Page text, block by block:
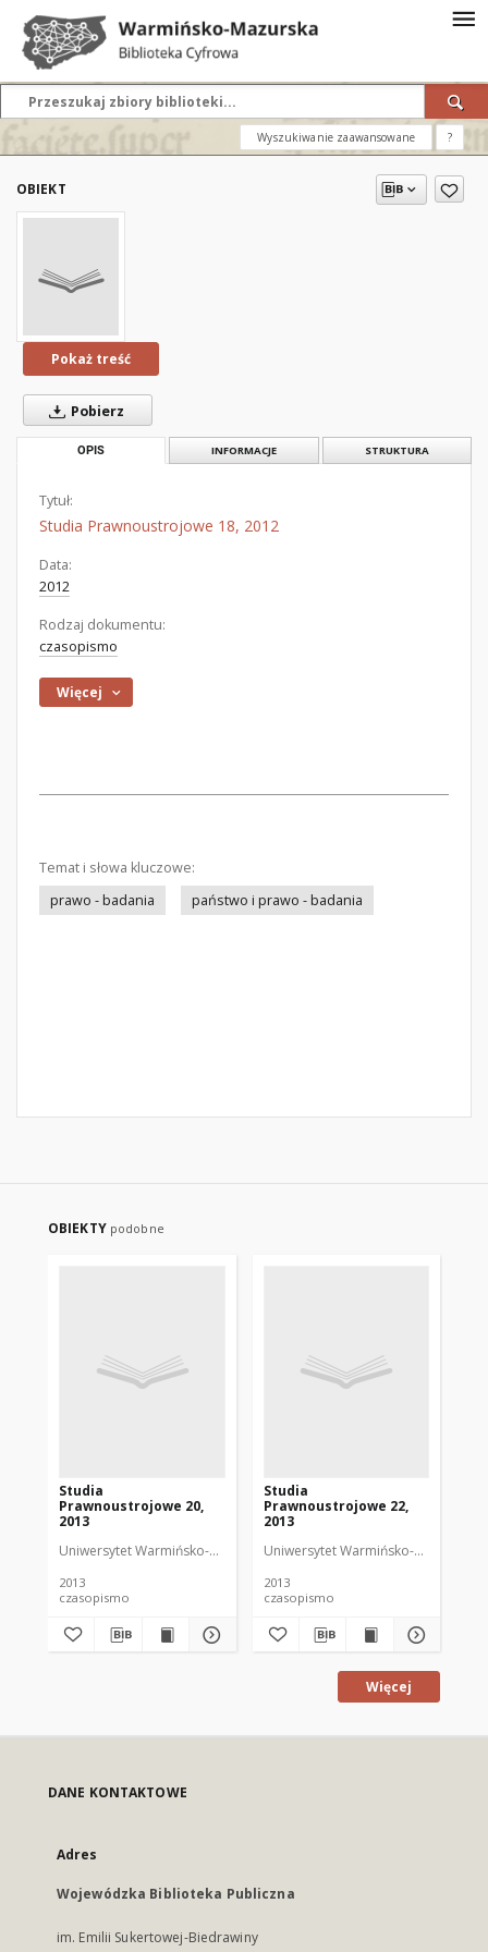
Wyszukiwanie zaawansowane ?
OBIEKT
Pokaż treść
Pobierz
OPIS INFORMACJE STRUKTURA
Tytuł:
Studia Prawnoustrojowe 18, 2012
Data:
2012
Rodzaj dokumentu:
czasopismo
Więcej
Temat i słowa kluczowe:
prawo - badania
państwo i prawo - badania
OBIEKTY podobne
Studia
Prawnoustrojowe 20,
2013
Uniwersytet Warmińsko-Mazurski w Olsztynie. Wydział Prawa i
2013
czasopismo
Studia
Prawnoustrojowe 22,
2013
Uniwersytet Warmińsko-Mazurski w
2013
czasopismo
Więcej
DANE KONTAKTOWE
Adres
Wojewódzka Biblioteka Publiczna
im. Emilii Sukertowej-Biedrawiny